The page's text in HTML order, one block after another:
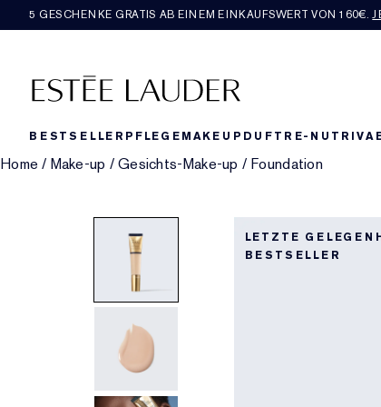
5 GESCHENKE GRATIS AB EINEM EINKAUFSWERT VON 160€​.
BESTSELLER PFLEGEMAKEUP DUFT RE-NUTRIV
Home / Make-up /Gesichts-Make-up / Foundation
LETZTE
BESTSELLER